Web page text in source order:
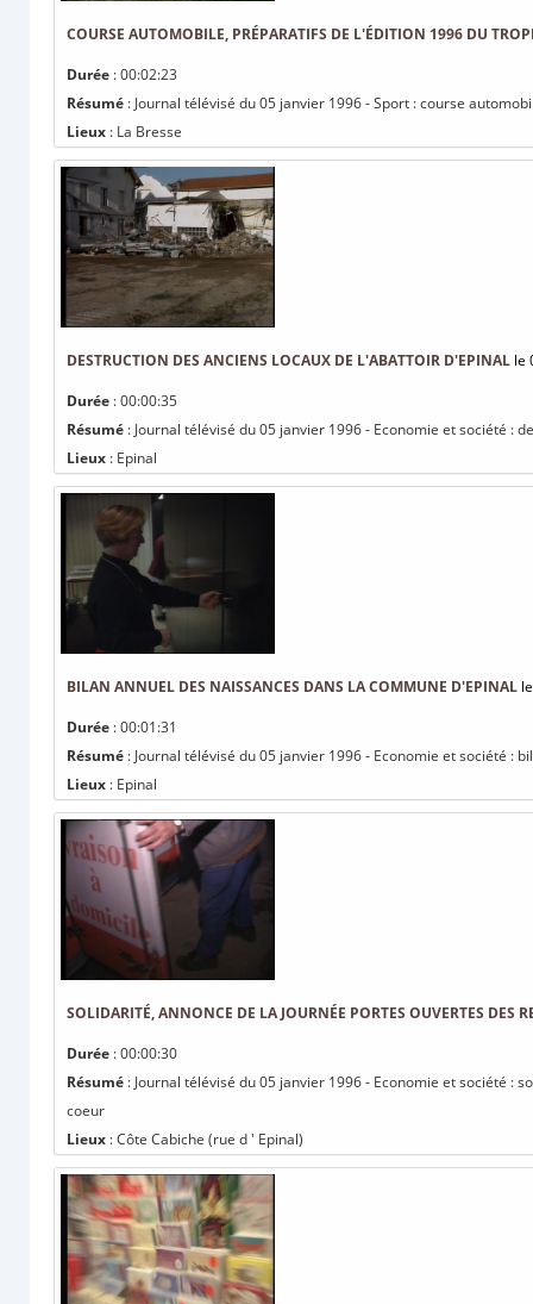
COURSE AUTOMOBILE, PRÉPARATIFS DE L'ÉDITION 1996 DU
Durée : 00:02:23
Résumé : Journal télévisé du 05 janvier 1996 - Sport : course
Lieux : La Bresse
DESTRUCTION DES ANCIENS LOCAUX DE L'ABATTOIR D'EPINAL le
Durée : 00:00:35
Résumé : Journal télévisé du 05 janvier 1996 - Economie et société :
Lieux : Epinal
BILAN ANNUEL DES NAISSANCES DANS LA COMMUNE D'EPINAL
Durée : 00:01:31
Résumé : Journal télévisé du 05 janvier 1996 - Economie et société :
Lieux : Epinal
SOLIDARITÉ, ANNONCE DE LA JOURNÉE PORTES OUVERTES DES
Durée : 00:00:30
Résumé : Journal télévisé du 05 janvier 1996 - Economie et société :
coeur
Lieux : Côte Cabiche (rue d ' Epinal)